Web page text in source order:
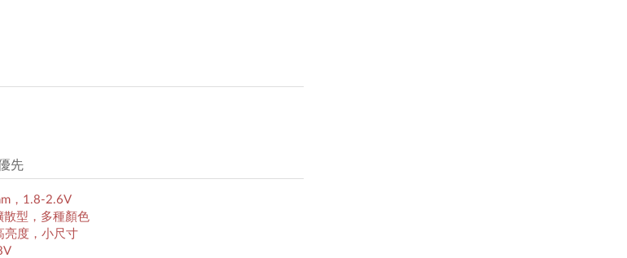
先
，1.8-2.6V
散型，多種顏色
亮度，小尺寸